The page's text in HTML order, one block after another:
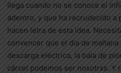
llega cuando no se conoce el
adentro, y que ha recrudecido a
hacen letra de esta idea.
convencer que el día de
descarga eléctrica, la bala de
cárcel podemos ser nosotrxs. Y